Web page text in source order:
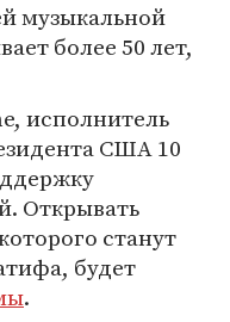
музыкальной
более 50 лет,
исполнитель
США 10
Открывать
станут
будет
.